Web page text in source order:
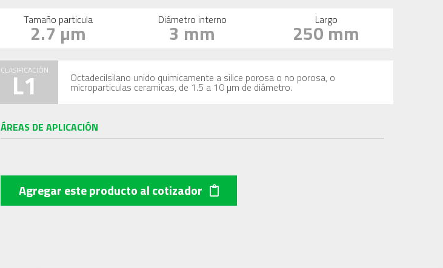
Tamaño particula
2.7 µm Diámetro interno
3 mm Largo
250 mm
CLASIFICACIÓN
L1 Octadecilsilano unido quimicamente a silice porosa o no porosa, o
microparticulas ceramicas, de 1.5 a 10 µm de diámetro.
ÁREAS DE APLICACIÓN
Agregar este productoal cotizador